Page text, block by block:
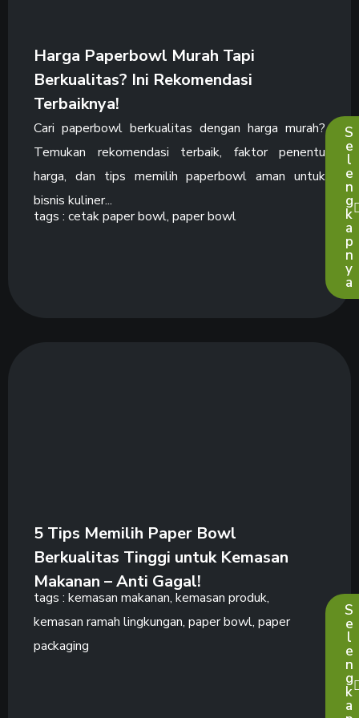
Harga Paperbowl Murah Tapi
Berkualitas? Ini Rekomendasi
Terbaiknya!
Cari paperbowl berkualitas dengan harga murah?
Temukan rekomendasi terbaik, faktor penentu
harga, dan tips memilih paperbowl aman untuk
bisnis kuliner...
tags : cetak paper bowl, paper bowl
S
e
l
e
n
g
k
a
p
n
y
a
5 Tips Memilih Paper Bowl
Berkualitas Tinggi untuk Kemasan
Makanan – Anti Gagal!
tags : kemasan makanan, kemasan produk,
kemasan ramah lingkungan, paper bowl, paper
packaging
S
e
l
e
n
g
k
a